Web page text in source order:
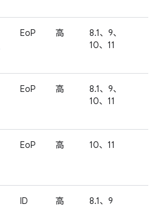
EoP 高
8.1、9、
10、11
EoP 高
8.1、9、
10、11
EoP 高 10、11
ID 高 8.1、9